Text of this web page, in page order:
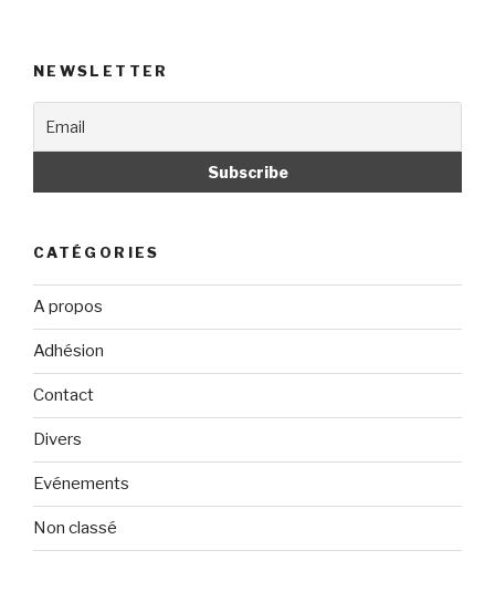
NEWSLETTER
CATÉGORIES
A propos
Adhésion
Contact
Divers
Evénements
Non classé